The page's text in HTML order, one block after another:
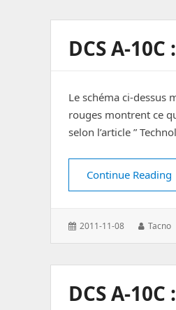
DCS A-10C
Le schéma ci-dessus
rouges montrent ce
selon l’article ”
Continue Reading
Posted
2011-11-08 Author:
Tacno
DCS A-